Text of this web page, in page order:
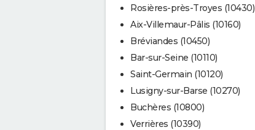
Rosières-près-Troyes (10430)
Aix-Villemaur-Pâlis (10160)
Bréviandes (10450)
Bar-sur-Seine (10110)
Saint-Germain (10120)
Lusigny-sur-Barse (10270)
Buchères (10800)
Verrières (10390)